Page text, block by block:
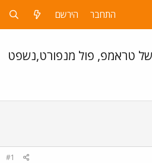
התחבר הירשם
טראמפ, פול מנפורט,נשפט
#1